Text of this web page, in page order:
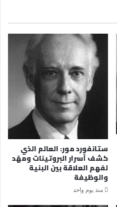
ستانفورد مور: العالم الذي
كشف أسرار البروتينات ومهّد
لفهم العلاقة بين البنية
والوظيفة
منذ يوم واحد